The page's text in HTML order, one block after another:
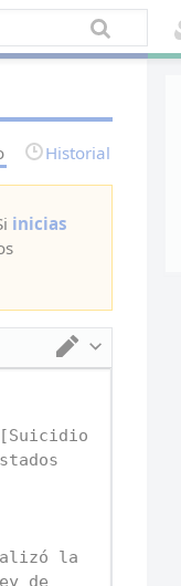
Historial
inicias
Cambiar